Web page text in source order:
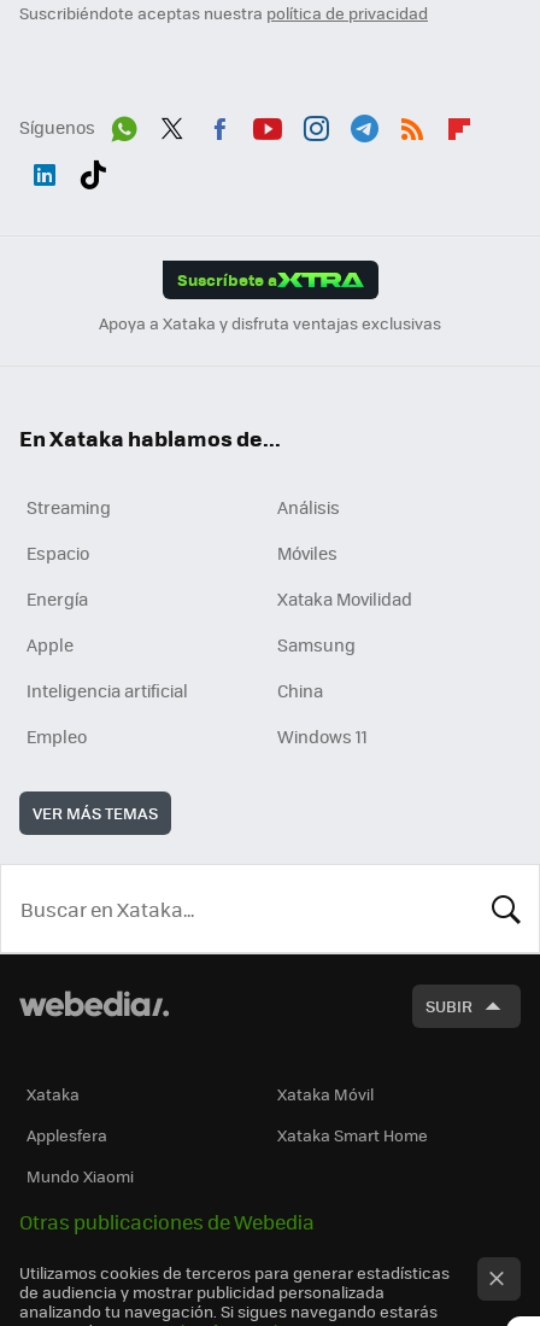
Suscribiéndote aceptas nuestra política de privacidad
Síguenos
Suscríbete a
Apoya a Xataka y disfruta ventajas exclusivas
En Xataka hablamos de...
Streaming
Análisis
Espacio
Móviles
Energía
Xataka Movilidad
Apple
Samsung
Inteligencia artificial
China
Empleo
Windows 11
VER MÁS TEMAS
SUBIR
Xataka
Xataka Móvil
Applesfera
Xataka Smart Home
Mundo Xiaomi
Otras publicaciones de Webedia
Utilizamos cookies de terceros para generar estadísticas
de audiencia y mostrar publicidad personalizada
analizando tu navegación. Si sigues navegando estarás